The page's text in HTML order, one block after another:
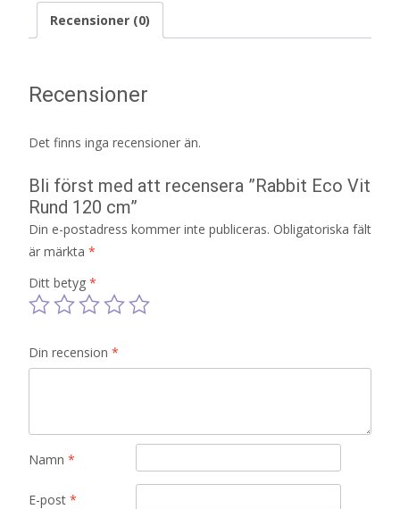
Recensioner (0)
Recensioner
Det finns inga recensioner än.
Bli först med att recensera ”Rabbit Eco Vit
Rund 120 cm”
Din e-postadress kommer inte publiceras. Obligatoriska fält
är märkta *
Ditt betyg *
Din recension *
Namn *
E-post *